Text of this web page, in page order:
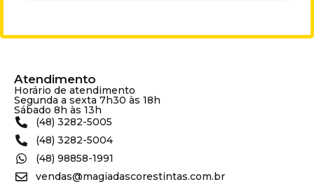
Atendimento
Horário de atendimento
Segunda a sexta 7h30 às 18h
Sábado 8h às 13h
(48) 3282-5005
(48) 3282-5004
(48) 98858-1991
vendas@magiadascorestintas.com.br